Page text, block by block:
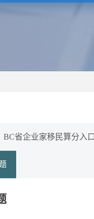
BC省企业家移民算分入口